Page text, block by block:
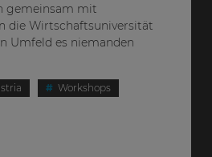
gemeinsam mit
die Wirtschaftsuniversität
Umfeld es niemanden
Workshops